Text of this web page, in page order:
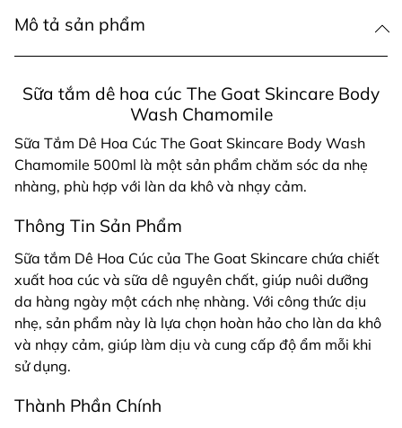
Mô tả sản phẩm
Sữa tắm dê hoa cúc The Goat Skincare Body
Wash Chamomile
Sữa Tắm Dê Hoa Cúc The Goat Skincare Body Wash
Chamomile 500ml là một sản phẩm chăm sóc da nhẹ
nhàng, phù hợp với làn da khô và nhạy cảm.
Thông Tin Sản Phẩm
Sữa tắm Dê Hoa Cúc của The Goat Skincare chứa chiết
xuất hoa cúc và sữa dê nguyên chất, giúp nuôi dưỡng
da hàng ngày một cách nhẹ nhàng. Với công thức dịu
nhẹ, sản phẩm này là lựa chọn hoàn hảo cho làn da khô
và nhạy cảm, giúp làm dịu và cung cấp độ ẩm mỗi khi
sử dụng.
Thành Phần Chính